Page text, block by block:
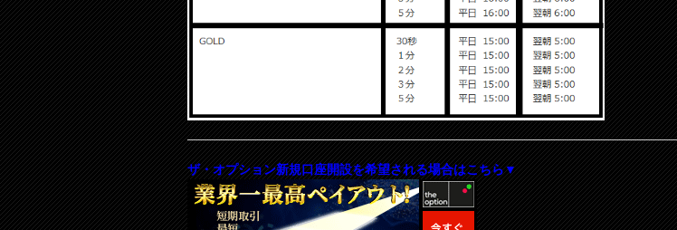
ザ・オプション新規口座開設を希望される場合はこちら▼